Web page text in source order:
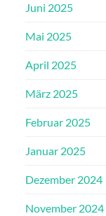
Juni 2025
Mai 2025
April 2025
März 2025
Februar 2025
Januar 2025
Dezember 2024
November 2024